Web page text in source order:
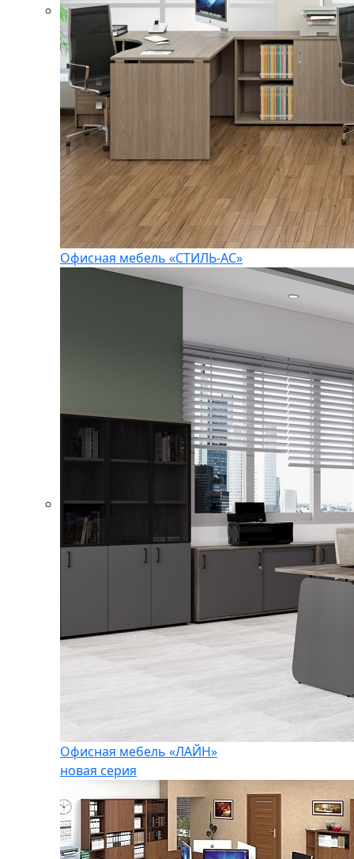
Офисная мебель «СТИЛЬ-АС»
Офисная мебель «ЛАЙН»
новая серия